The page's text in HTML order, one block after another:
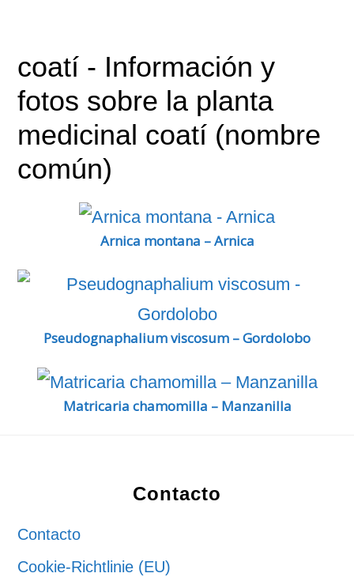
coatí - Información y
fotos sobre la planta
medicinal coatí (nombre
común)
Arnica montana – Arnica
Pseudognaphalium viscosum – Gordolobo
Matricaria chamomilla – Manzanilla
Contacto
Contacto
Cookie-Richtlinie (EU)